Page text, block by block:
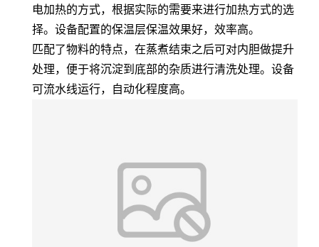
电加热的方式，根据实际的需要来进行加热方式的选
择。设备配置的保温层保温效果好，效率高。
匹配了物料的特点，在蒸煮结束之后可对内胆做提升
处理，便于将沉淀到底部的杂质进行清洗处理。设备
可流水线运行，自动化程度高。